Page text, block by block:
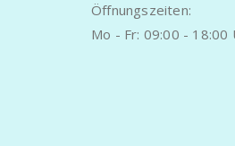
Öffnungszeiten:
Mo - Fr: 09:00 - 18:00